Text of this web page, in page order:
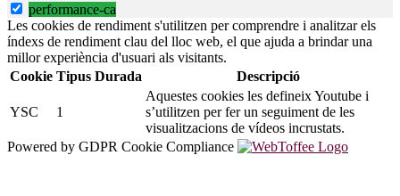
performance-ca
Les cookies de rendiment s'utilitzen per comprendre i analitzar els
índexs de rendiment clau del lloc web, el que ajuda a brindar una
millor experiència d'usuari als visitants.
Cookie Tipus Durada Descripció
YSC 1
Aquestes cookies les defineix Youtube i
s’utilitzen per fer un seguiment de les
visualitzacions de vídeos incrustats.
Powered by GDPR Cookie Compliance